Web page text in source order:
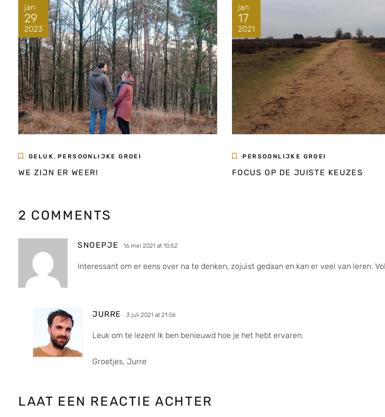
jan
29
2023
GELUK , PERSOONLIJKE GROEI
WE ZIJN ER WEER!
jan
17
2021
PERSOONLIJKE GROEI
FOCUS OP DE JUISTE KEUZES
2 COMMENTS
SNOEPJE 16 mei 2021 at 10:52
Interessant om er eens over na te denken, zojuist gedaan en kan er veel van leren.
JURRE 3 juli 2021 at 21:06
Leuk om te lezen! Ik ben benieuwd hoe je het hebt ervaren.
Groetjes, Jurre
LAAT EEN REACTIE ACHTER